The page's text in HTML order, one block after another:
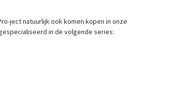
ject natuurlijk ook komen kopen in onze
in de volgende series: